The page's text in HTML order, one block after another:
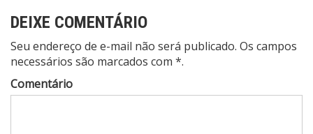
DEIXE COMENTÁRIO
Seu endereço de e-mail não será publicado. Os campos
necessários são marcados com *.
Comentário